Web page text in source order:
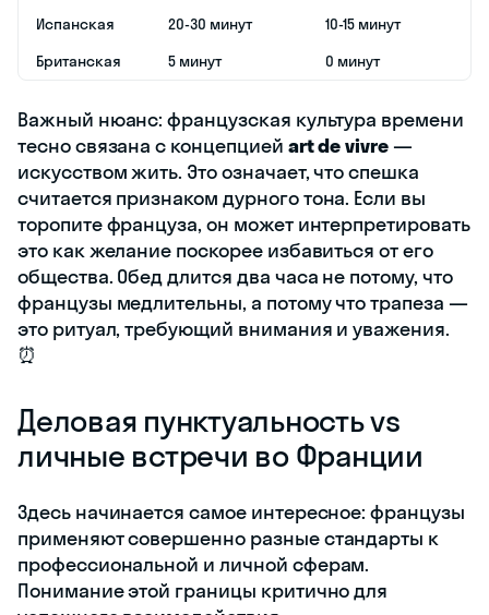
Испанская
20-30 минут
10-15 минут
Британская
5 минут 0 минут
Важный нюанс: французская культура времени
тесно связана с концепцией art de vivre—
искусством жить. Это означает, что спешка
считается признаком дурного тона. Если вы
торопите француза, он может интерпретировать
это как желание поскорее избавиться от его
общества. Обед длится два часа не потому, что
французы медлительны, а потому что трапеза —
это ритуал, требующий внимания и уважения.
⏰
Деловая пунктуальность vs
личные встречи во Франции
Здесь начинается самое интересное: французы
применяют совершенно разные стандарты к
профессиональной и личной сферам.
Понимание этой границы критично для